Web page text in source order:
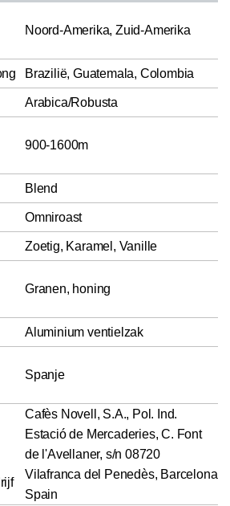
Noord-Amerika, Zuid-Amerika
Brazilië, Guatemala, Colombia
Arabica/Robusta
900-1600m
Blend
Omniroast
Zoetig, Karamel, Vanille
Granen, honing
Aluminium ventielzak
Spanje
Cafès Novell, S.A., Pol. Ind.
Estació de Mercaderies, C. Font
de l'Avellaner, s/n 08720
Vilafranca del Penedès, Barcelona
Spain